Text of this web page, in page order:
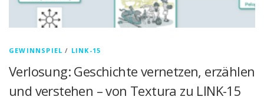
GEWINNSPIEL / LINK-15
Verlosung: Geschichte vernetzen, erzählen
und verstehen – von Textura zu LINK-15